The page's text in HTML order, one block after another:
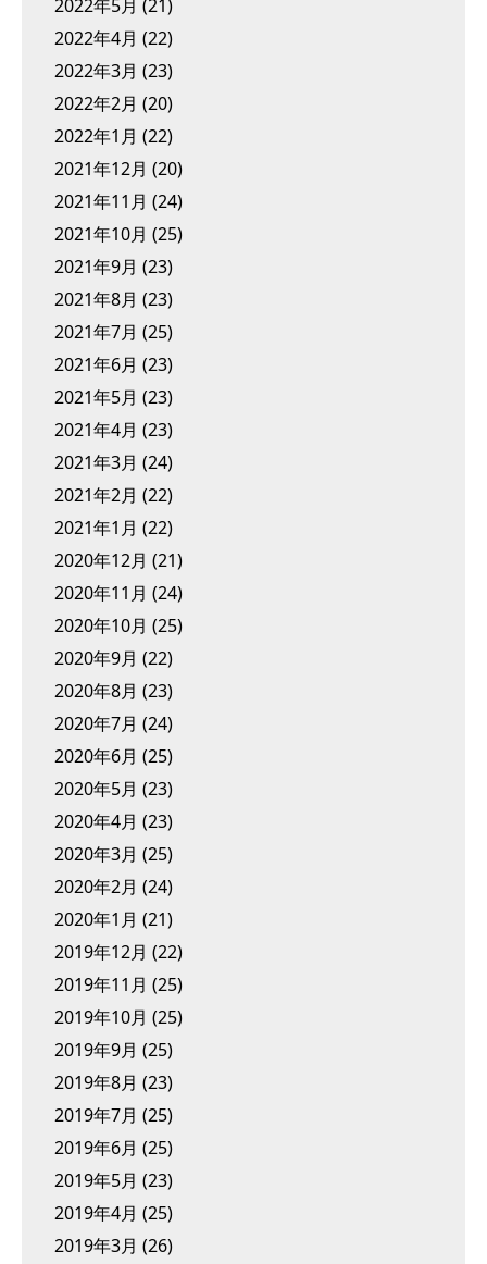
2022年5月 (21)
2022年4月 (22)
2022年3月 (23)
2022年2月 (20)
2022年1月 (22)
2021年12月 (20)
2021年11月 (24)
2021年10月 (25)
2021年9月 (23)
2021年8月 (23)
2021年7月 (25)
2021年6月 (23)
2021年5月 (23)
2021年4月 (23)
2021年3月 (24)
2021年2月 (22)
2021年1月 (22)
2020年12月 (21)
2020年11月 (24)
2020年10月 (25)
2020年9月 (22)
2020年8月 (23)
2020年7月 (24)
2020年6月 (25)
2020年5月 (23)
2020年4月 (23)
2020年3月 (25)
2020年2月 (24)
2020年1月 (21)
2019年12月 (22)
2019年11月 (25)
2019年10月 (25)
2019年9月 (25)
2019年8月 (23)
2019年7月 (25)
2019年6月 (25)
2019年5月 (23)
2019年4月 (25)
2019年3月 (26)